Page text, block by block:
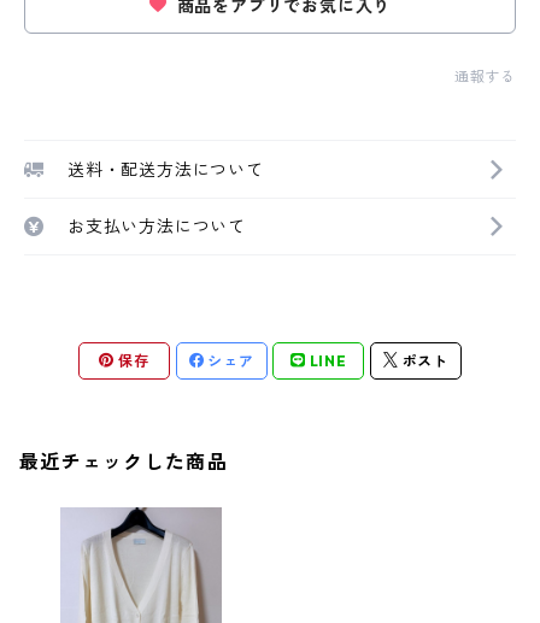
商品をアプリでお気に入り
通報する
送料・配送方法について
お支払い方法について
保存 シェア LINE ポスト
最近チェックした商品